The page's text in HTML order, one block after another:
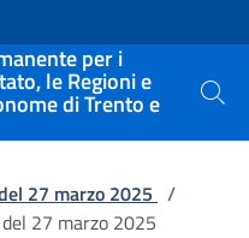
per i
le Regioni e
di Trento e Cerca
27 marzo 2025 /
27 marzo 2025